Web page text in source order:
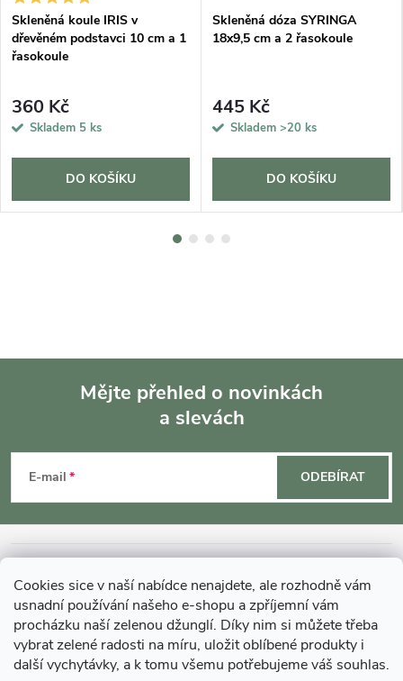
Cookies sice v naší nabídce nenajdete, ale rozhodně vám
usnadní používání našeho e-shopu a zpříjemní vám
procházku naší zelenou džunglí. Díky nim si můžete třeba
vybrat zelené radosti na míru, uložit oblíbené produkty i
další vychytávky, a k tomu všemu potřebujeme váš souhlas.
Skleněná koule IRIS v
dřevěném podstavci 10 cm a 1
řasokoule
360 Kč
Skladem 5 ks
DO KOŠÍKU
Skleněná dóza SYRINGA
18x9,5 cm a 2 řasokoule
445 Kč
Skladem >20 ks
DO KOŠÍKU
p
a
Mějte přehled o novinkách
a slevách
E-mail ODEBÍRAT
MOHLO BY VÁS ZAJÍMAT
O GARDNERS